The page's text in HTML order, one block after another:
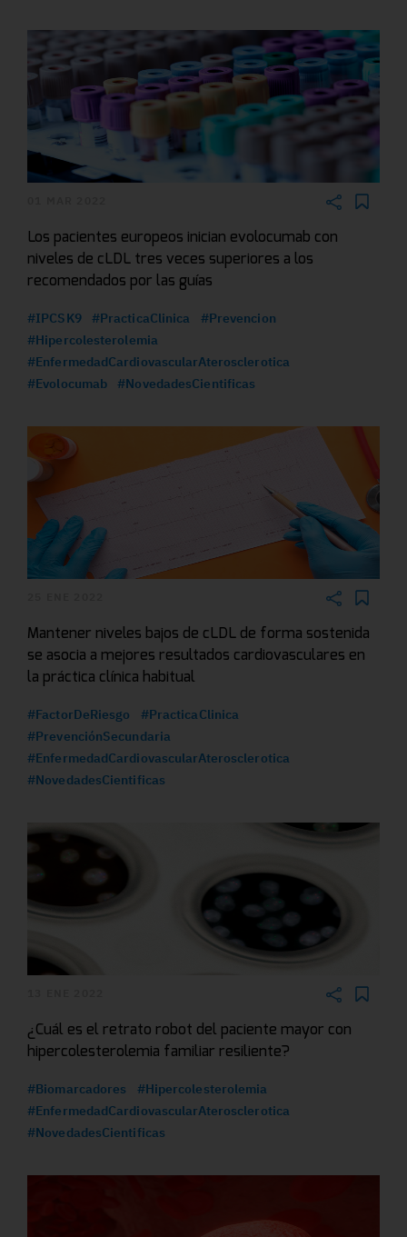
Los pacientes europeos inician evolocumab con
niveles de cLDL tres veces superiores a los
recomendados por las guías
#IPCSK9 #PracticaClinica
#Prevencion
#Hipercolesterolemia
#EnfermedadCardiovascularAterosclerotica
#Evolocumab
#NovedadesCientificas
Mantener niveles bajos de cLDL de forma sostenida
se asocia a mejores resultados cardiovasculares en
la práctica clínica habitual
#FactorDeRiesgo
#PracticaClinica
#PrevenciónSecundaria
#EnfermedadCardiovascularAterosclerotica
#NovedadesCientificas
¿Cuál es el retrato robot del paciente mayor con
hipercolesterolemia familiar resiliente?
#Biomarcadores
#Hipercolesterolemia
#EnfermedadCardiovascularAterosclerotica
#NovedadesCientificas